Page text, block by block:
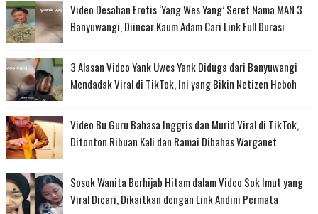
Video Desahan Erotis ‘Yang Wes Yang’ Seret Nama MAN 3
Banyuwangi, Diincar Kaum Adam Cari Link Full Durasi
3 Alasan Video Yank Uwes Yank Diduga dari Banyuwangi
Mendadak Viral di TikTok, Ini yang Bikin Netizen Heboh
Video Bu Guru Bahasa Inggris dan Murid Viral di TikTok,
Ditonton Ribuan Kali dan Ramai Dibahas Warganet
Sosok Wanita Berhijab Hitam dalam Video Sok Imut yang
Viral Dicari, Dikaitkan dengan Link Andini Permata